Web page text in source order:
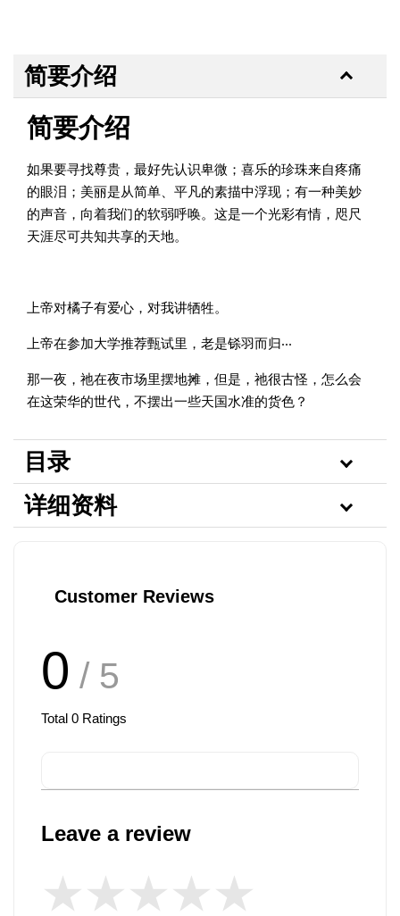
简要介绍
简要介绍
如果要寻找尊贵，最好先认识卑微；喜乐的珍珠来自疼痛
的眼泪；美丽是从简单、平凡的素描中浮现；有一种美妙
的声音，向着我们的软弱呼唤。这是一个光彩有情，咫尺
天涯尽可共知共享的天地。
上帝对橘子有爱心，对我讲牺牲。
上帝在参加大学推荐甄试里，老是铩羽而归‧‧‧
那一夜，祂在夜市场里摆地摊，但是，祂很古怪，怎么会
在这荣华的世代，不摆出一些天国水准的货色？
目录
详细资料
Customer Reviews
0 / 5
Total 0 Ratings
Leave a review